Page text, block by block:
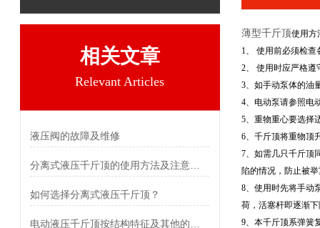
相关文章
Relevant Articles
液压阀的故障及维修
如何选择分离式液压千斤顶？
薄型千斤顶使用方
1、 使用前必须检查
2、 使用时应严格
3、如手动泵体的油
4、电动泵请参照电
5、重物重心要选择
6、千斤顶将重物顶
7、如需几只千斤顶
陷的情况，防止被
8、使用时先将手动
荷，活塞杆即逐渐
9、本千斤顶系弹簧